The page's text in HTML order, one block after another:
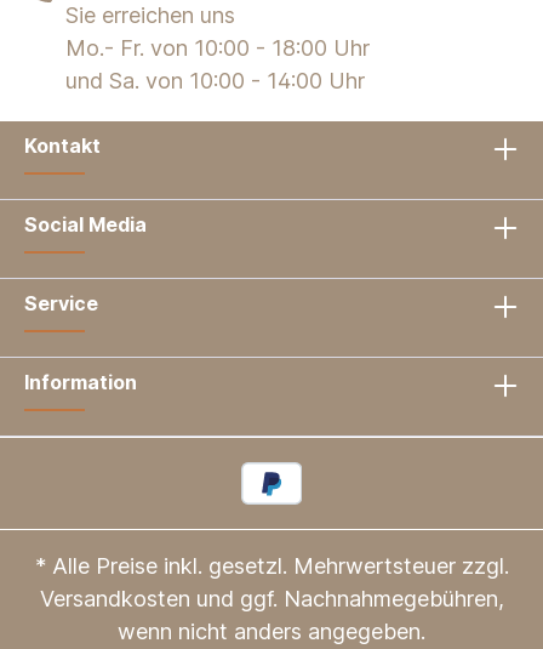
Sie erreichen uns
Mo.- Fr. von 10:00 - 18:00 Uhr
und Sa. von 10:00 - 14:00 Uhr
Kontakt
Social Media
Service
Information
* Alle Preise inkl. gesetzl. Mehrwertsteuer zzgl.
Versandkosten und ggf. Nachnahmegebühren,
wenn nicht anders angegeben.